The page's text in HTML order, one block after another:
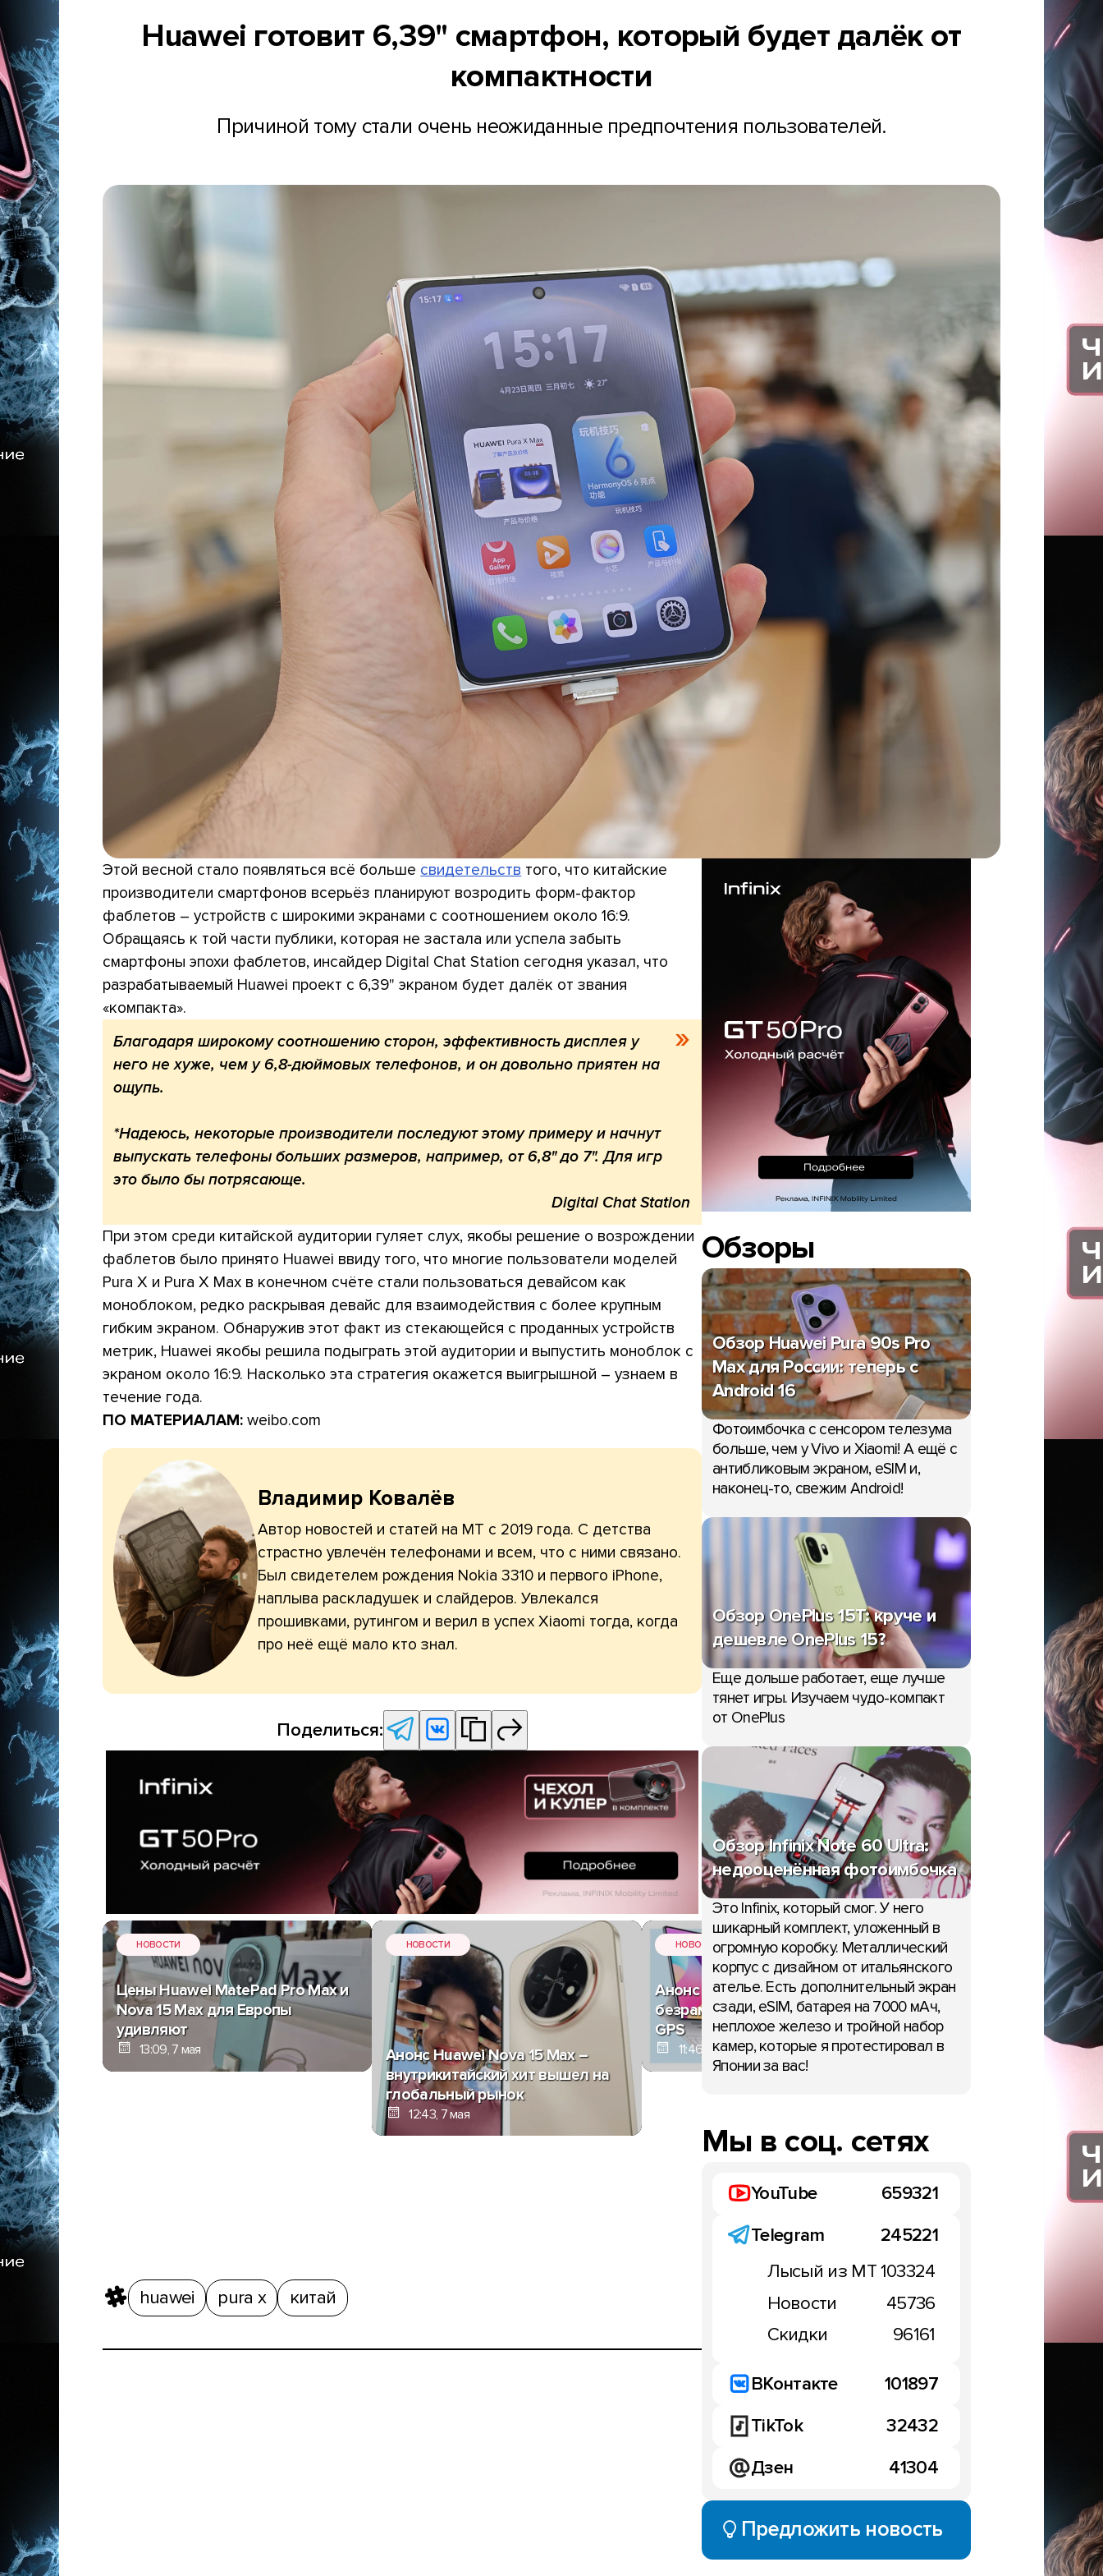
Huawei готовит 6,39" смартфон, который будет далёк от
компактности
Причиной тому стали очень неожиданные предпочтения пользователей.
Этой весной стало появляться всё больше свидетельств того, что китайские
производители смартфонов всерьёз планируют возродить форм-фактор
фаблетов – устройств с широкими экранами с соотношением около 16:9.
Обращаясь к той части публики, которая не застала или успела забыть
смартфоны эпохи фаблетов, инсайдер Digital Chat Station сегодня указал, что
разрабатываемый Huawei проект с 6,39" экраном будет далёк от звания
«компакта».
Благодаря широкому соотношению сторон, эффективность дисплея у
него не хуже, чем у 6,8-дюймовых телефонов, и он довольно приятен на
ощупь.
*Надеюсь, некоторые производители последуют этому примеру и начнут
выпускать телефоны больших размеров, например, от 6,8" до 7". Для игр
это было бы потрясающе.
При этом среди китайской аудитории гуляет слух, якобы решение о возрождении
фаблетов было принято Huawei ввиду того, что многие пользователи моделей
Pura X и Pura X Max в конечном счёте стали пользоваться девайсом как
моноблоком, редко раскрывая девайс для взаимодействия с более крупным
гибким экраном. Обнаружив этот факт из стекающейся с проданных устройств
метрик, Huawei якобы решила подыграть этой аудитории и выпустить моноблок с
экраном около 16:9. Насколько эта стратегия окажется выигрышной – узнаем в
течение года.
ПО МАТЕРИАЛАМ: weibo.com
Владимир Ковалёв
Автор новостей и статей на МТ с 2019 года. С детства
страстно увлечён телефонами и всем, что с ними связано.
Был свидетелем рождения Nokia 3310 и первого iPhone,
наплыва раскладушек и слайдеров. Увлекался
прошивками, рутингом и верил в успех Xiaomi тогда, когда
про неё ещё мало кто знал.
Поделиться:
НОВОСТИ
Цены Huawei MatePad Pro Max и
Nova 15 Max для Европы
удивляют
13:09, 7 мая
НОВОСТИ
Анонс Huawei Nova 15 Max –
внутрикитайский хит вышел на
глобальный рынок
12:43, 7 мая
НОВОСТИ
Анонс Huawei MatePad Pro Max –
безрамочный OLED-планшет с
GPS
11:46, 7 мая
НОВОСТИ
Дизайн Honor 600 для
раскрыт схемой
huawei pura x китай
Обзоры
Обзор Huawei Pura 90s Pro
Max для России: теперь с
Android 16
Фотоимбочка с сенсором телезума
больше, чем у Vivo и Xiaomi! А ещё с
антибликовым экраном, eSIM и,
наконец-то, свежим Android!
Обзор OnePlus 15T: круче и
дешевле OnePlus 15?
Еще дольше работает, еще лучше
тянет игры. Изучаем чудо-компакт
от OnePlus
Обзор Infinix Note 60 Ultra:
недооценённая фотоимбочка
Это Infinix, который смог. У него
шикарный комплект, уложенный в
огромную коробку. Металлический
корпус с дизайном от итальянского
ателье. Есть дополнительный экран
сзади, eSIM, батарея на 7000 мАч,
неплохое железо и тройной набор
камер, которые я протестировал в
Японии за вас!
Мы в соц. сетях
YouTube
659321
Telegram
245221
Лысый из МТ103324
Новости
45736
Скидки
96161
ВКонтакте
101897
TikTok
32432
Дзен
41304
Предложить новость